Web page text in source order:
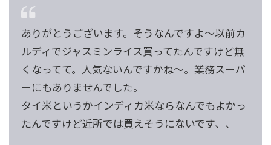
ありがとうございます。そうなんですよ～以前カ
ルディでジャスミンライス買ってたんですけど無
くなってて。人気ないんですかね～。業務スーパ
ーにもありませんでした。
タイ米というかインディカ米ならなんでもよかっ
たんですけど近所では買えそうにないです、、